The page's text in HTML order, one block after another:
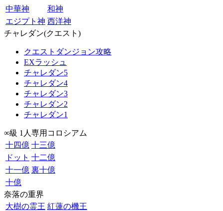
中華神
和神
エジプト神 西洋神
チャレダン(クエスト)
クエストダンジョン攻略
EXラッシュ
チャレダン5
チャレダン4
チャレダン3
チャレダン2
チャレダン1
∞級 1人専用コロシアム
十四億 十三億
ドット 十二億
十一億 裏十億
十億
奈落の重界
大樹の霊王 紅蓮の機王